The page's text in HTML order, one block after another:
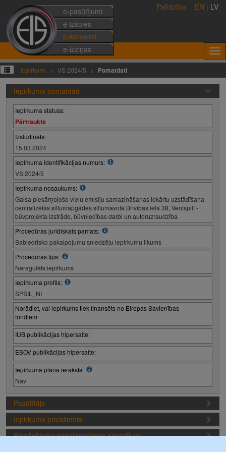
e-pasūtījumi
e-izsoles
e-konkursi
e-izziņas
Palīdzība EN | LV
Iepirkumi VS 2024/5 Pamatdati
Iepirkuma pamatdati
Iepirkuma statuss:
Pārtraukts
Izsludināts:
15.03.2024
Iepirkuma identifikācijas numurs:
VS 2024/5
Iepirkuma nosaukums:
Gaisa piesārņojošo vielu emisiju samazināšanas iekārtu uzstādīšana
centralizētās siltumapgādes siltumavotā Brīvības ielā 38, Ventspilī -
būvprojekta izstrāde, būvniecības darbi un autoruzraudzība
Procedūras juridiskais pamats:
Sabiedrisko pakalpojumu sniedzēju iepirkumu likums
Procedūras tips:
Neregulēts iepirkums
Iepirkuma profils:
SPSIL_NI
Norādiet, vai iepirkums tiek finansēts no Eiropas Savienības
fondiem:
IUB publikācijas hipersaite:
ESOV publikācijas hipersaite:
Iepirkuma plāna ieraksts:
Nav
Pasūtītājs
Iepirkuma priekšmets
Piedāvājuma sagatavošanas nosacījumi